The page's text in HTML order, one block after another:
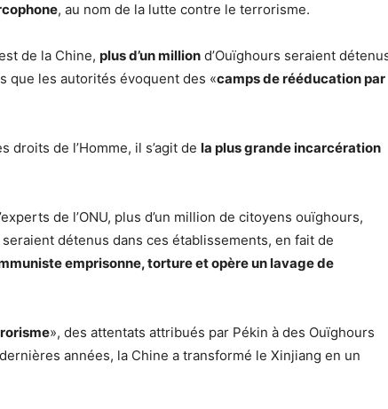
, au nom de la lutte contre le terrorisme.
de la Chine, plus d’un million d’Ouïghours seraient
que les autorités évoquent des «camps de rééducation par
droits de l’Homme, il s’agit de la plus grande incarcération
de l’ONU, plus d’un million de citoyens ouïghours,
détenus dans ces établissements, en fait de
emprisonne, torture et opère un lavage de
», des attentats attribués par Pékin à des Ouïghours
années, la Chine a transformé le Xinjiang en un